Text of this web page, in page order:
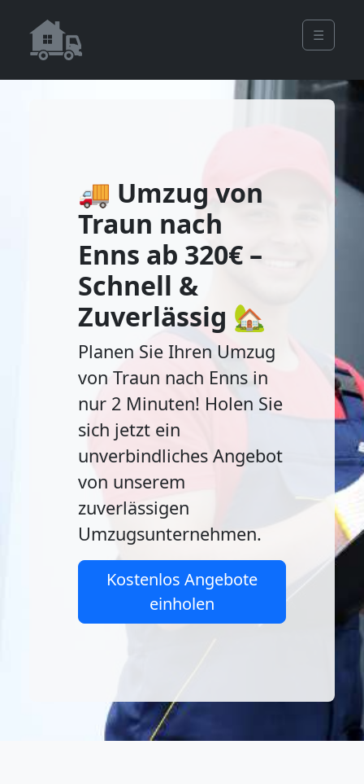
☰
🚚 Umzug von
Traun nach
Enns ab 320€ –
Schnell &
Zuverlässig 🏡
Planen Sie Ihren Umzug
von Traun nach Enns in
nur 2 Minuten! Holen Sie
sich jetzt ein
unverbindliches Angebot
von unserem
zuverlässigen
Umzugsunternehmen.
Kostenlos Angebote
einholen